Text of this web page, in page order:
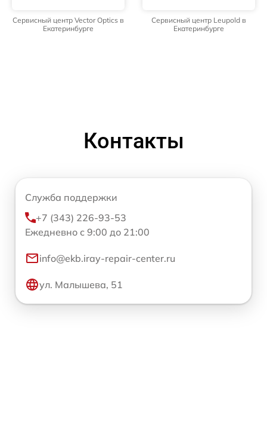
Сервисный центр Vector Optics в
Екатеринбурге
Сервисный центр Leupold в
Екатеринбурге
Контакты
Служба поддержки
+7 (343) 226-93-53
Ежедневно с 9:00 до 21:00
info@ekb.iray-repair-center.ru
ул. Малышева, 51